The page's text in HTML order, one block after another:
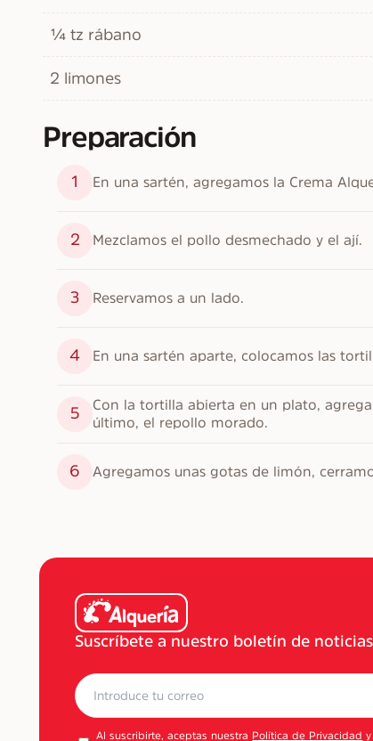
¼ tz rábano
2 limones
Preparación
1 En una sartén, agregamos la Crema
2 Mezclamos el pollo desmechado y el ají.
3 Reservamos a un lado.
4 En una sartén aparte, colocamos las
5
Con la tortilla abierta en un plato,
último, el repollo morado.
6 Agregamos unas gotas de limón,
Suscríbete a nuestro boletín de noticias
Al suscribirte, aceptas nuestra Política de Privacidad